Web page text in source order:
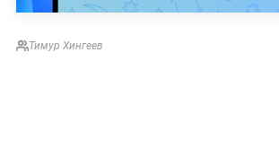
Тимур Хингеев